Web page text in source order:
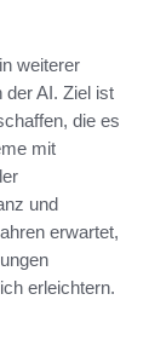
weiterer
der AI. Ziel ist
die es
mit
und
erwartet,
erleichtern.